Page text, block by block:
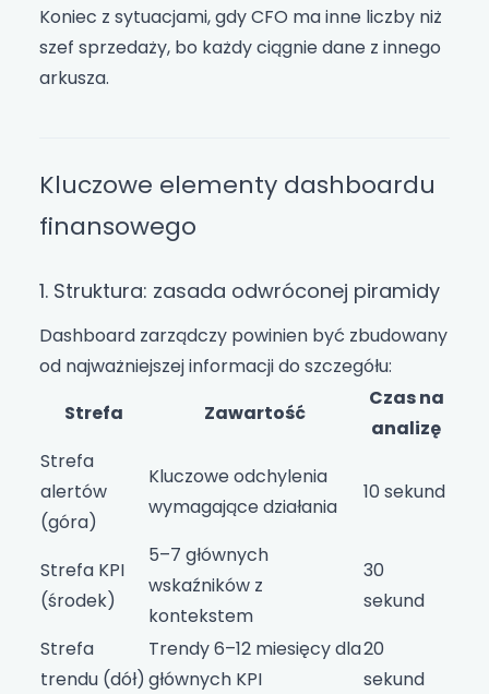
Koniec z sytuacjami, gdy CFO ma inne liczby niż
szef sprzedaży, bo każdy ciągnie dane z innego
arkusza.
Kluczowe elementy dashboardu
finansowego
1. Struktura: zasada odwróconej piramidy
Dashboard zarządczy powinien być zbudowany
od najważniejszej informacji do szczegółu:
Strefa
Zawartość
Czas na
analizę
Strefa
alertów
(góra)
Kluczowe odchylenia
wymagające działania
10 sekund
Strefa KPI
(środek)
5–7 głównych
wskaźników z
kontekstem
30
sekund
Strefa
trendu (dół)
Trendy 6–12 miesięcy dla
głównych KPI
20
sekund